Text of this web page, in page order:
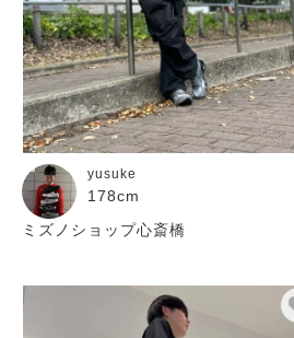
yusuke
178cm
ミズノショップ心斎橋